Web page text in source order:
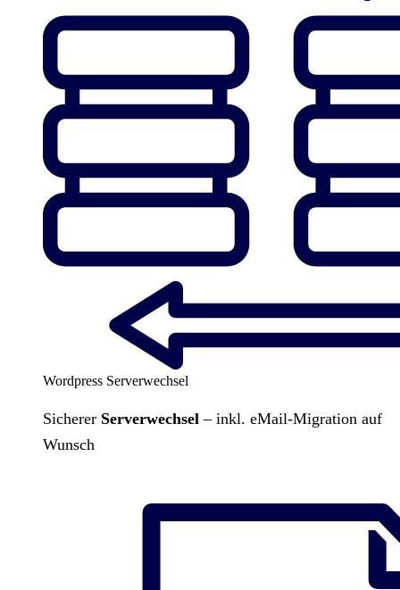
Wordpress Serverwechsel
Sicherer Serverwechsel – inkl. eMail-Migration auf
Wunsch